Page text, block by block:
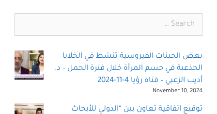
بعض الجينات الفيروسية تنشط في الخلايا
الجذعية في جسم المرأة خلال فترة الحمل – د.
أديب الزعبي – قناة رؤيا 4-11-2024
November 10, 2024
توقيع اتفاقية تعاون بين “الدولي للأبحاث